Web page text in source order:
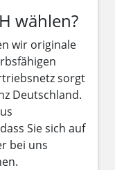
wählen?
wir originale
sorgt
Deutschland.
Sie sich auf
bei uns